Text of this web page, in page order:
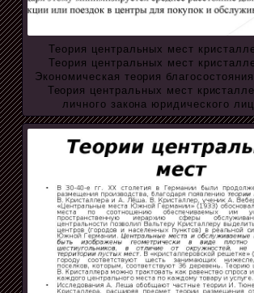
Теория центральных мест
Теория центральных мест
Экономическая теория благосостояния
Теория центральных мест
личного закона юридического